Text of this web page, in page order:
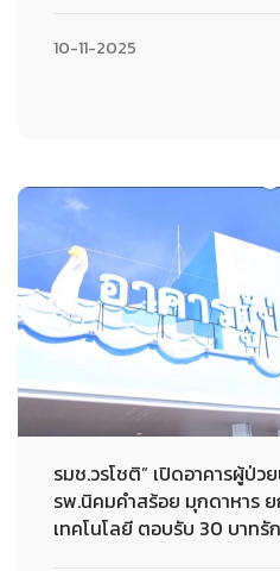
10-11-2025
รมช.วรโชติ” เปิดอาคารผู้ป่
รพ.นิคมคำสร้อย มุกดาหาร
เทคโนโลยี ตอบรับ 30 บาทรั